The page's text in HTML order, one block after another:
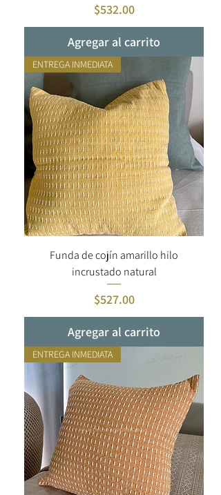
Precio
$532.00
Agregar al carrito
ENTREGA INMEDIATA
Funda de cojín amarillo hilo
incrustado natural
Precio
$527.00
Agregar al carrito
ENTREGA INMEDIATA